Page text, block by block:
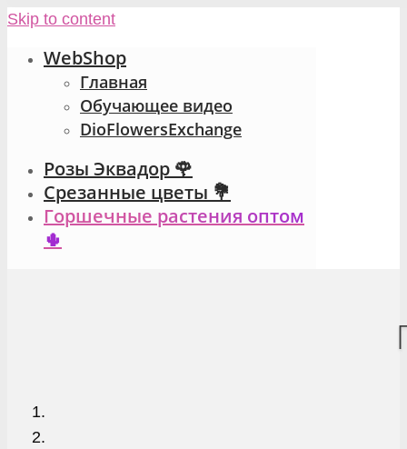
Skip to content
WebShop
Главная
Обучающее видео
DioFlowersExchange
Розы Эквадор 🌹
Срезанные цветы 💐
Горшечные растения оптом
🌵